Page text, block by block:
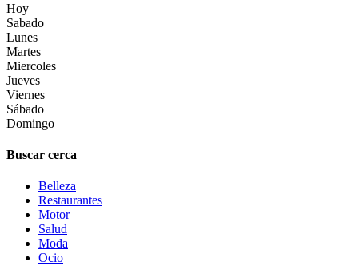
Hoy
Sabado
Lunes
Martes
Miercoles
Jueves
Viernes
Sábado
Domingo
Buscar cerca
Belleza
Restaurantes
Motor
Salud
Moda
Ocio